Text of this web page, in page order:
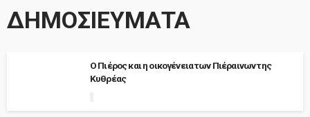
ΔΗΜΟΣΙΕΥΜΑΤΑ
Ο Πιέρος και η οικογένεια των Πιέραινων της
Κυθρέας